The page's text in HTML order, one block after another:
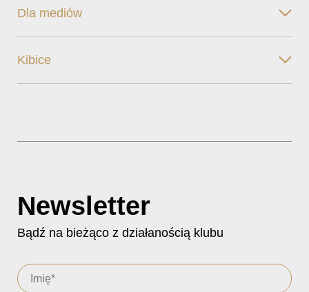
Dla mediów
Kibice
Newsletter
Bądź na bieżąco z działanością klubu